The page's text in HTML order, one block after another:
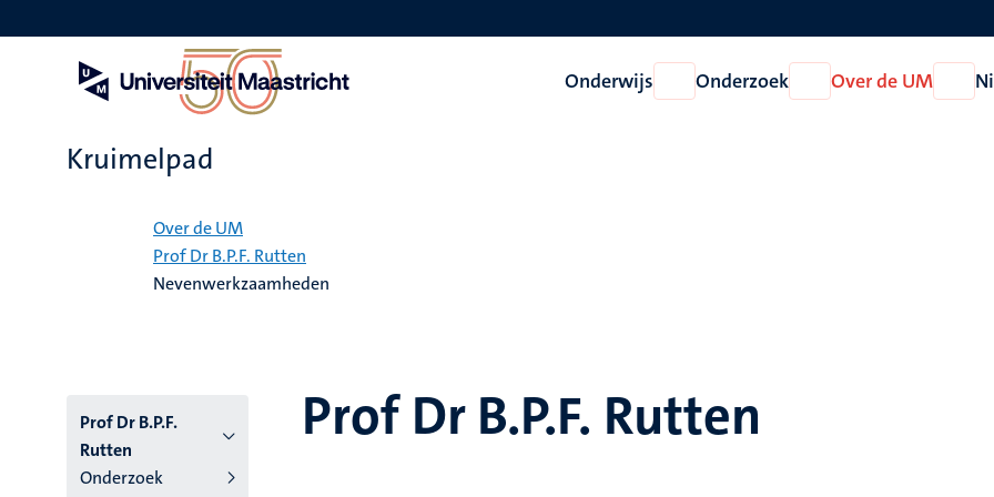
en
Onderwijs
Open
Onderwijs
Onderzoek
Open
Onderzoek
Over de UM
Open
Over
Kruimelpad
Over de UM
Prof Dr B.P.F. Rutten
Nevenwerkzaamheden
Prof Dr B.P.F.
Rutten
Onderzoek
Prof Dr B.P.F. Rutten